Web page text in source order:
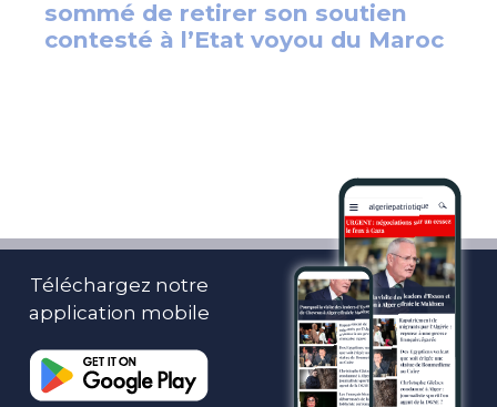
Téléchargez notre
application mobile